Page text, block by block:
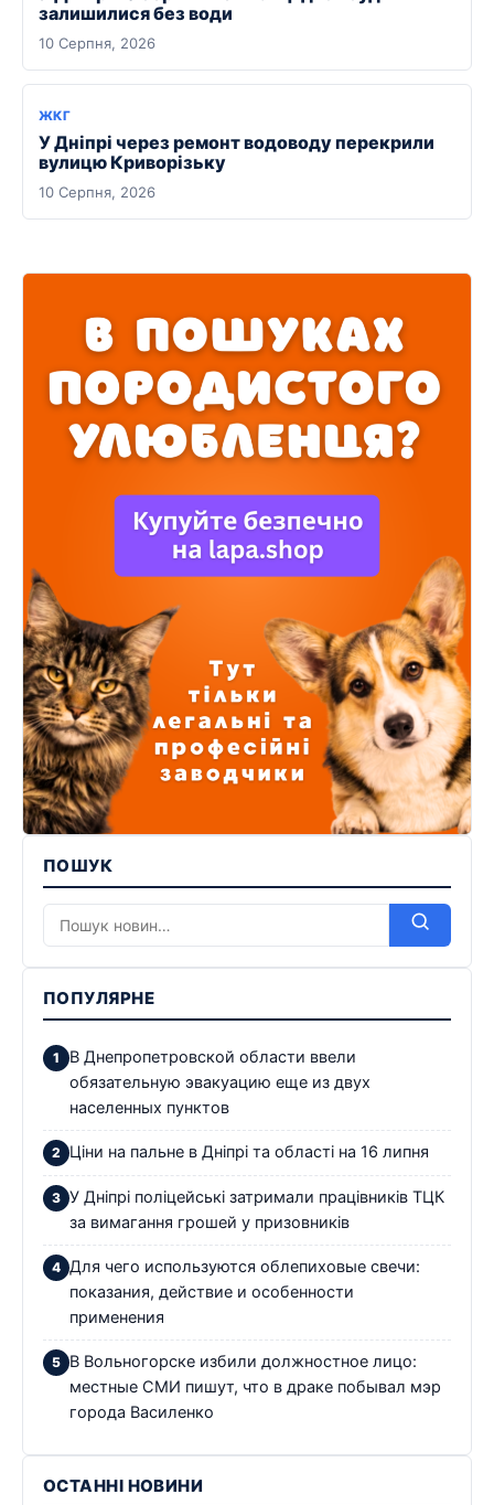
залишилися без води
10 Серпня, 2026
ЖКГ
У Дніпрі через ремонт водоводу перекрили
вулицю Криворізьку
10 Серпня, 2026
ПОШУК
ПОПУЛЯРНЕ
В Днепропетровской области ввели
обязательную эвакуацию еще из двух
населенных пунктов
Ціни на пальне в Дніпрі та області на 16 липня
У Дніпрі поліцейські затримали працівників ТЦК
за вимагання грошей у призовників
Для чего используются облепиховые свечи:
показания, действие и особенности
применения
В Вольногорске избили должностное лицо:
местные СМИ пишут, что в драке побывал мэр
города Василенко
ОСТАННІ НОВИНИ